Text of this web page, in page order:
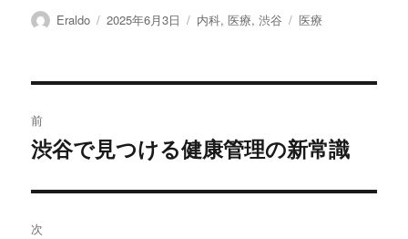
投
Eraldo
投
2025年6月3日
カ
内科,医療,渋谷
タ
医療
稿
ビ
前
前
投
稿:
渋谷で見つける健康管理の新常識
次